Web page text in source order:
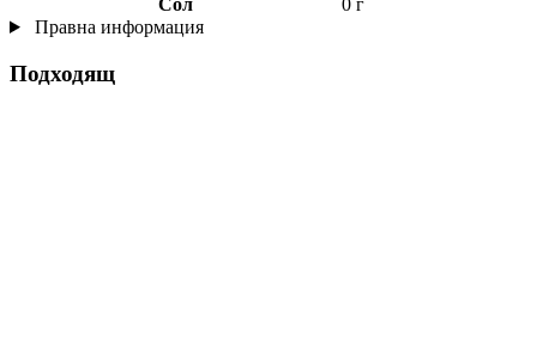
Сол
0 г
Правна информация
Подходящ